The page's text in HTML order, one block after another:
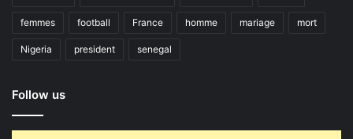
femmes football France homme mariage mort
Nigeria president senegal
Follow us